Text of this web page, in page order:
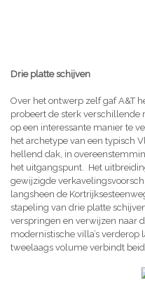
Drie platte schijven
Over het ontwerp zelf gaf A&T
probeert de sterk
op een interessante manier te
het archetype van een typisch
hellend dak, in
het uitgangspunt. Het
gewijzigde
langsheen de
stapeling van drie platte
verspringen en verwijzen naar
modernistische villa’s verderop
tweelaags volume verbindt